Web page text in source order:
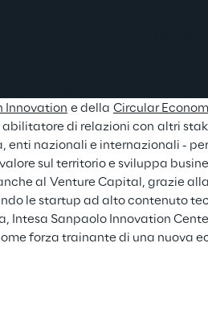
Innovation e della Circular
abilitatore di relazioni con altri
enti nazionali e internazionali -
sul territorio e sviluppa
al Venture Capital, grazie
le startup ad alto contenuto
Intesa Sanpaolo Innovation
forza trainante di una nuova